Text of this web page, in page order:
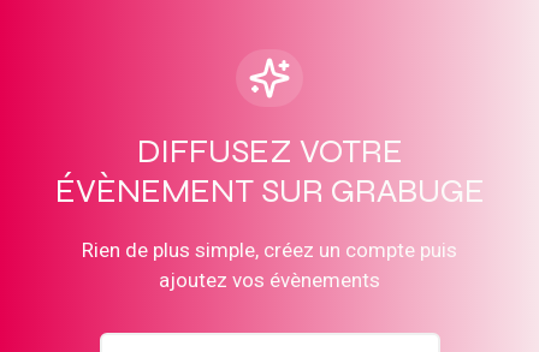
DIFFUSEZ VOTRE
ÉVÈNEMENT SUR GRABUGE
Rien de plus simple, créez un compte puis
ajoutez vos évènements